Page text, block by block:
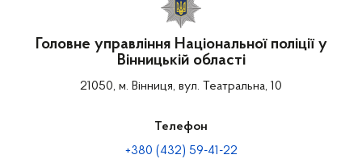
Головне управління Національної поліції у
Вінницькій області
21050, м. Вінниця, вул. Театральна, 10
Телефон
+380 (432) 59-41-22